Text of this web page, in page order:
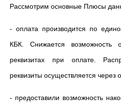
Рассмотрим основные Плюсы
- оплата производится по
КБК. Снижается возможность
реквизитах при оплате.
реквизиты осуществляется через
- предоставили возможность